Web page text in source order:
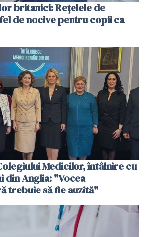
britanici: Reţelele de
de nocive pentru copii ca
Medicilor, întâlnire cu
din Anglia: "Vocea
trebuie să fie auzită"